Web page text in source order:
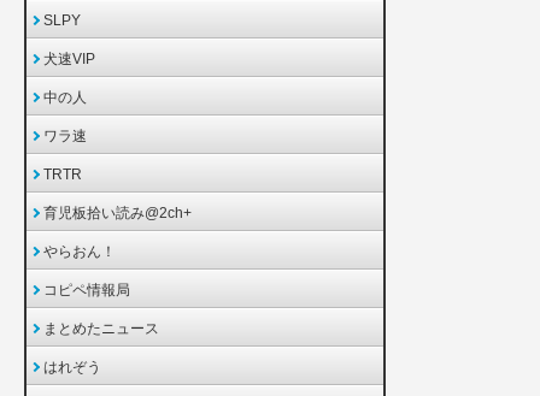
SLPY
犬速VIP
中の人
ワラ速
TRTR
育児板拾い読み@2ch+
やらおん！
コピペ情報局
まとめたニュース
はれぞう